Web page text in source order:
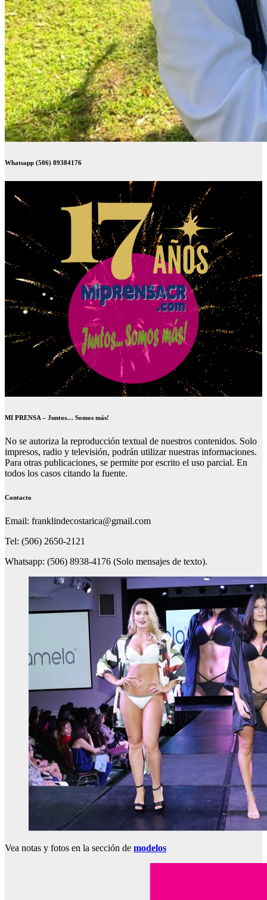
Whatsapp (506) 89384176
MI PRENSA – Juntos… Somos más!
No se autoriza la reproducción textual de nuestros contenidos. Solo
impresos, radio y televisión, podrán utilizar nuestras informaciones.
Para otras publicaciones, se permite por escrito el uso parcial. En
todos los casos citando la fuente.
Contacto
Email: franklindecostarica@gmail.com
Tel: (506) 2650-2121
Whatsapp: (506) 8938-4176 (Solo mensajes de texto).
Vea notas y fotos en la sección de modelos